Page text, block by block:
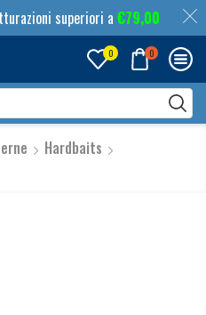
superiori a €79,00
0 0
input
Hardbaits